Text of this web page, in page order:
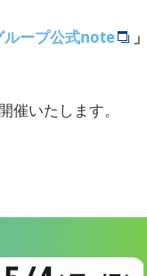
ループ公式note
」
いたします。